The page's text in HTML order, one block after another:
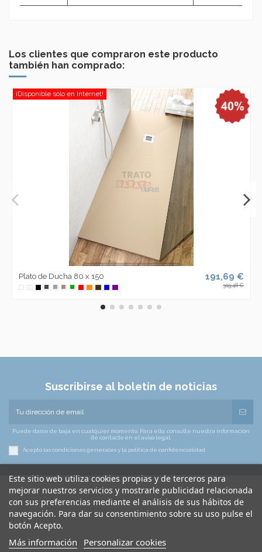
Los clientes que compraron este producto
también han comprado:
¡Disponible sólo en Internet!
Plato de Ducha 80 x 150 191,69 €
319,48 €
Suscribirse al boletín de noticias
Puede darse de baja en cualquier momento. Para ello, consulte nuestra información
de contacto en el aviso legal.
Acepto las condiciones generales y la política de confidencialidad
Este sitio web utiliza cookies propias y de terceros para
mejorar nuestros servicios y mostrarle publicidad relacionada
con sus preferencias mediante el análisis de sus hábitos de
navegación. Para dar su consentimiento sobre su uso pulse el
botón Acepto.
Más información Personalizar cookies